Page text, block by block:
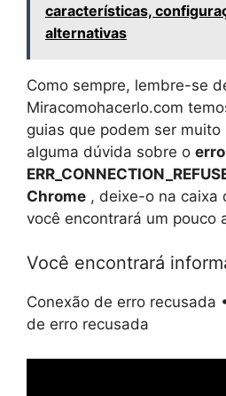
características,
alternativas
Como sempre, lembre-se
Miracomohacerlo.com
guias que podem ser
alguma dúvida sobre o erro
Chrome , deixe-o na caixa
você encontrará um pouco
Você encontrará
Conexão de erro recusada
de erro recusada